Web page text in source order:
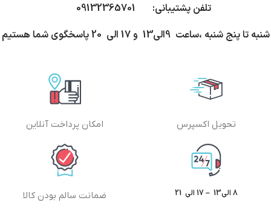
تلفن پشتیبانی: 09132365701
شنبه تا پنج شنبه ،ساعت 9الی13 و 17 الی 20 پاسخگوی شما هستیم
تحویل اکسپرس امکان پرداخت آنلاین
8 الی13 – 17 الی 21 ضمانت سالم بودن کالا